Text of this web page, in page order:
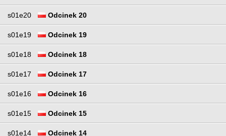
s01e20 Odcinek 20
s01e19 Odcinek 19
s01e18 Odcinek 18
s01e17 Odcinek 17
s01e16 Odcinek 16
s01e15 Odcinek 15
s01e14 Odcinek 14